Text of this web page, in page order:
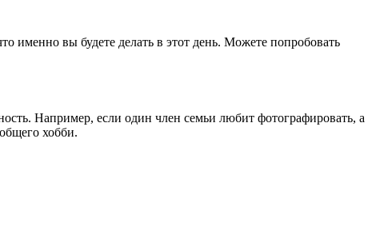
именно вы будете делать в этот день. Можете попробовать
Например, если один член семьи любит фотографировать, а
хобби.